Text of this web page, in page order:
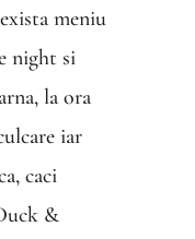
meniu
night si
la ora
iar
caci
&